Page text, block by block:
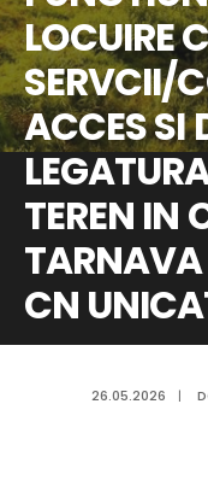
LOCUIRE
SERVCII/
ACCES SI
TEREN IN
TARNAVA
CN
26.05.2026 |